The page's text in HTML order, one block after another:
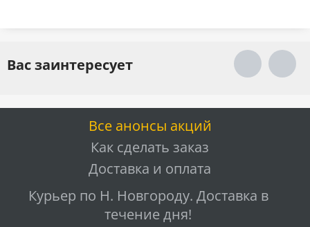
Вас заинтересует
Все анонсы акций
Как сделать заказ
Доставка и оплата
Курьер по Н. Новгороду. Доставка в
течение дня!